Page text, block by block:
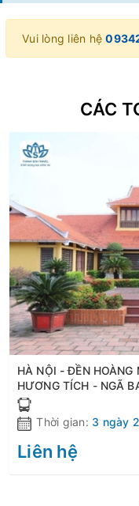
Vui lòng liên hệ
CÁC
HÀ NỘI - ĐỀN
HƯƠNG TÍCH - NGÃ
Thời gian: 3 ngày
Liên hệ